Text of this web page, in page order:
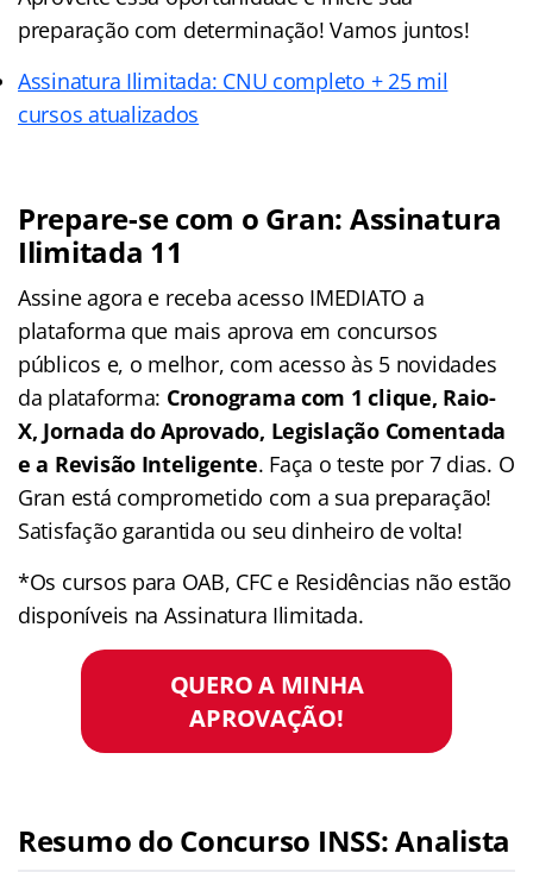
preparação com determinação! Vamos juntos!
Assinatura Ilimitada: CNU completo + 25 mil
cursos atualizados
Prepare-se com o Gran: Assinatura
Ilimitada 11
Assine agora e receba acesso IMEDIATO a
plataforma que mais aprova em concursos
públicos e, o melhor, com acesso às 5 novidades
da plataforma: Cronograma com 1 clique, Raio-
X, Jornada do Aprovado, Legislação Comentada
e a Revisão Inteligente. Faça o teste por 7 dias. O
Gran está comprometido com a sua preparação!
Satisfação garantida ou seu dinheiro de volta!
*Os cursos para OAB, CFC e Residências não estão
disponíveis na Assinatura Ilimitada.
QUERO A MINHA
APROVAÇÃO!
Resumo do Concurso INSS: Analista